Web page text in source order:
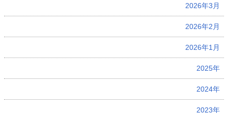
2026年3月
2026年2月
2026年1月
2025年
2024年
2023年